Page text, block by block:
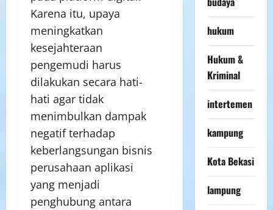
Karena itu, upaya
meningkatkan
kesejahteraan
pengemudi harus
dilakukan secara hati-
hati agar tidak
menimbulkan dampak
negatif terhadap
keberlangsungan bisnis
perusahaan aplikasi
yang menjadi
penghubung antara
hukum
Hukum &
Kriminal
intertemen
kampung
Kota Bekasi
lampung